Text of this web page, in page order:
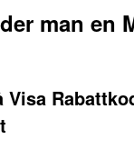
man en
Visa